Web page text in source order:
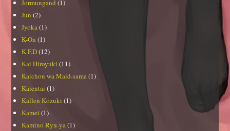
Jormungand (1)
Jun (2)
Jyoka (1)
K-On (1)
K.F.D(12)
Kai Hiroyuki (11)
Kaichou wa Maid-sama (1)
Kaientai (1)
Kallen Kozuki (1)
Kamei (1)
Kamino Ryu-ya (1)